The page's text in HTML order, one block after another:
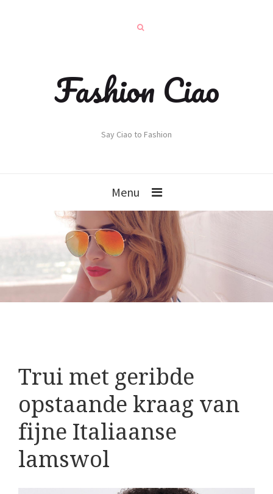
Fashion Ciao
Say Ciao to Fashion
Menu
Trui met geribde
opstaande kraag van
fijne Italiaanse
lamswol